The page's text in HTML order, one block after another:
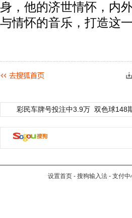
身，他的济世情怀，内
与情怀的音乐，打造这
彩民车牌号投注中3.9万 双色球148
设置首页 - 搜狗输入法 - 支付中